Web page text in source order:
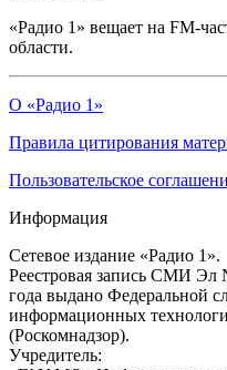
«Радио 1» вещает на FM-
области.
О «Радио 1»
Правила цитирования
Пользовательское
Информация
Сетевое издание «Радио 1».
Реестровая запись СМИ Эл
года выдано Федеральной
информационных
(Роскомнадзор).
Учредитель: